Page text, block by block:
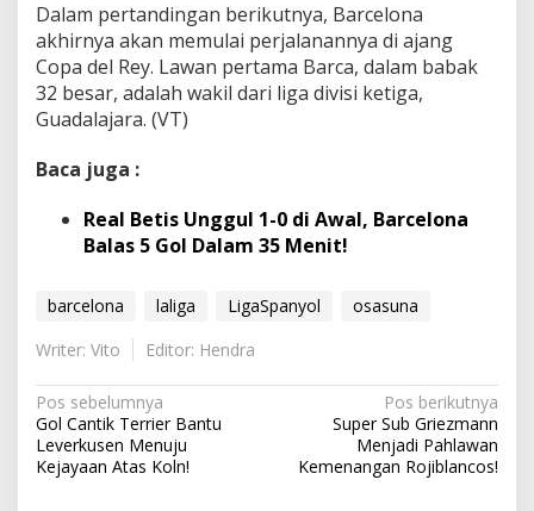
Dalam pertandingan berikutnya, Barcelona
akhirnya akan memulai perjalanannya di ajang
Copa del Rey. Lawan pertama Barca, dalam babak
32 besar, adalah wakil dari liga divisi ketiga,
Guadalajara. (VT)
Baca juga :
Real Betis Unggul 1-0 di Awal, Barcelona
Balas 5 Gol Dalam 35 Menit!
barcelona laliga LigaSpanyol
osasuna
Writer: Vito
Editor: Hendra
N
a
v
Pos sebelumnya
Gol Cantik Terrier Bantu
Leverkusen Menuju
Kejayaan Atas Koln!
Pos berikutnya
Super Sub Griezmann
Menjadi Pahlawan
Kemenangan Rojiblancos!